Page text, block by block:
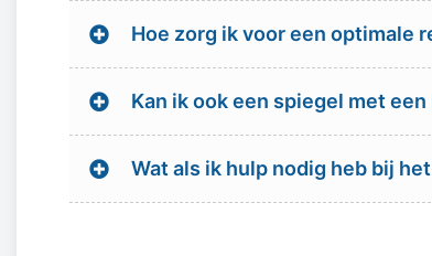
Hoe zorg ik voor een optimale
Kan ik ook een spiegel met
Wat als ik hulp nodig heb bij